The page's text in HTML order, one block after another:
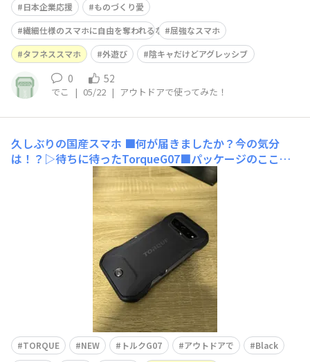
日本企業応援
ものづくり愛
繊細仕様のスマホに自由を奪われるな
屈強なスマホ
タフネススマホ
外遊び 陰キャだけどアグレッシブ
0 52
でこ | 05/22 | アウトドアで使ってみた！
久しぶりの国産スマホ ■何が届きましたか？今の気分
は！？▷待ちに待ったTorqueG07■パッケージのここが
良いね！▷いかにもトルクな感じの雰囲気いい感じ！■ぱ
っと見のG07の評価は？(5点満点)▷⭐⭐⭐⭐⭐▷理由：タフ
ネススマホだけど、そこまでゴツゴツしているわけじゃな
くて手に馴染む感じが良かったつや消しブラック、やは
TORQUE NEW トルクG07 アウトドアで
Black